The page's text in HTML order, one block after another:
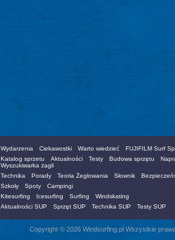
Wydarzenia Ciekawostki Warto wiedzieć FUJIFILM Surf
Katalog sprzetu Aktualności Testy Budowa sprzętu
Wyszukiwarka żagli
Technika Porady Teoria Żeglowania Słownik
Szkoły Spoty
Campingi
Kitesurfing Icesurfing Surfing
Windskating
Aktualności SUP Sprzęt SUP Technika SUP Testy SUP
Copyright © 2026 Windsurfing.pl Wszystkie